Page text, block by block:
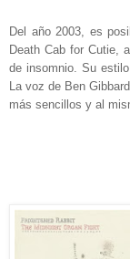
Del año 2003, es
Death Cab for Cutie,
de insomnio. Su
La voz de Ben
más sencillos y al